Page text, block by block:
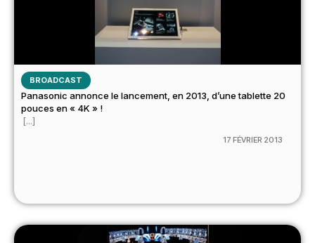
BROADCAST
Panasonic annonce le lancement, en 2013, d’une tablette 20
pouces en « 4K » !
[...]
17 FÉVRIER 2013